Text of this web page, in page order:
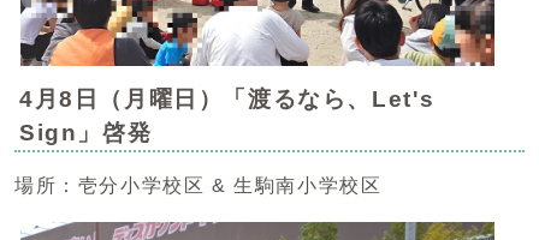
4月8日（月曜日）「渡るなら、Let's
Sign」啓発
場所：壱分小学校区 & 生駒南小学校区